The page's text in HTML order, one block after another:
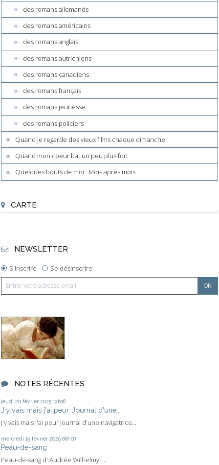
des romans allemands
des romans américains
des romans anglais
des romans autrichiens
des romans canadiens
des romans français
des romans jeunesse
des romans policiers
Quand je regarde des vieux films chaque dimanche
Quand mon coeur bat un peu plus fort
Quelques bouts de moi...Mois après mois
CARTE
NEWSLETTER
S'inscrire Se désinscrire
NOTES RÉCENTES
jeudi 20 février 2025 12h18
J'y vais mais j'ai peur. Journal d'une...
J'y vais mais j'ai peur Journal d'une navigatrice...
mercredi 19 février 2025 08h07
Peau-de-sang
Peau-de-sang d' Audrée Wilhelmy ...